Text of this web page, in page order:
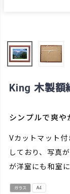
King 木製額
シンプルで爽や
Vカットマット付
しており、写真
が洋室にも和室
ガラス A4